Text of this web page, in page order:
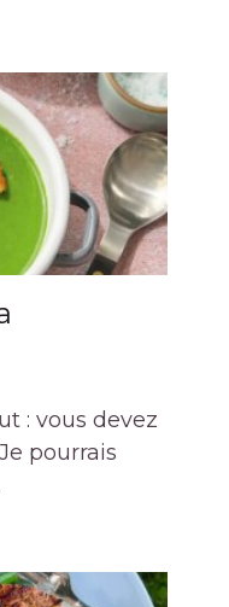
: vous devez
pourrais